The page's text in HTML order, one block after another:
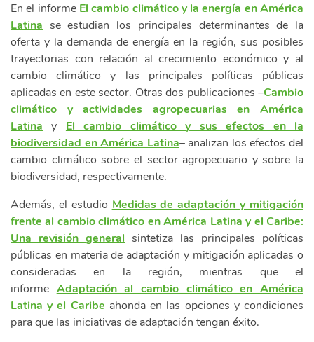
En el informeEl cambio climático y la energía en América
Latina se estudian los principales determinantes de la
oferta y la demanda de energía en la región, sus posibles
trayectorias con relación al crecimiento económico y al
cambio climático y las principales políticas públicas
aplicadas en este sector. Otras dos publicaciones –Cambio
climático y actividades agropecuarias en América
Latina y El cambio climático y sus efectos en la
biodiversidad en América Latina– analizan los efectos del
cambio climático sobre el sector agropecuario y sobre la
biodiversidad, respectivamente.
Además, el estudioMedidas de adaptación y mitigación
frente al cambio climático en América Latina y el Caribe:
Una revisión general sintetiza las principales políticas
públicas en materia de adaptación y mitigación aplicadas o
consideradas en la región, mientras que el
informeAdaptación al cambio climático en América
Latina y el Caribeahonda en las opciones y condiciones
para que las iniciativas de adaptación tengan éxito.